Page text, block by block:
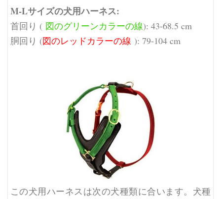
M-Lサイズの犬用ハーネス:
首回り ( 図のグリーンカラーの線): 43-68.5 cm
胴回り (図のレッドカラーの線 ): 79-104 cm
この犬用ハーネスは次の犬種類に合います。犬種